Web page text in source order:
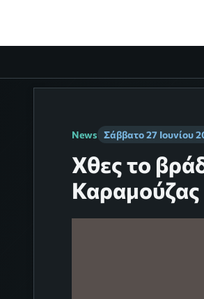
News Σάββατο 27 Ιουνίου
Χθες το
Καραμούζας